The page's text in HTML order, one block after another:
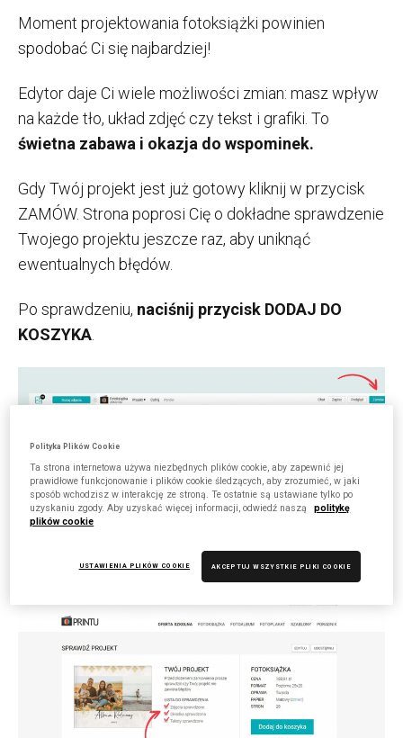
Moment projektowania fotoksiążki powinien
spodobać Ci się najbardziej!
Edytor daje Ci wiele możliwości zmian: masz wpływ
na każde tło, układ zdjęć czy tekst i grafiki. To
świetna zabawa i okazja do wspominek.
Gdy Twój projekt jest już gotowy kliknij w przycisk
ZAMÓW. Strona poprosi Cię o dokładne sprawdzenie
Twojego projektu jeszcze raz, aby uniknąć
ewentualnych błędów.
Po sprawdzeniu, naciśnij przycisk DODAJ DO
KOSZYKA.
Polityka Plików Cookie
Ta strona internetowa używa niezbędnych plików cookie, aby zapewnić jej
prawidłowe funkcjonowanie i plików cookie śledzących, aby zrozumieć, w jaki
sposób wchodzisz w interakcję ze stroną. Te ostatnie są ustawiane tylko po
uzyskaniu zgody. Aby uzyskać więcej informacji, odwiedź naszą
politykę
plików cookie
USTAWIENIA PLIKÓW COOKIE AKCEPTUJ WSZYSTKIE PLIKI COOKIE